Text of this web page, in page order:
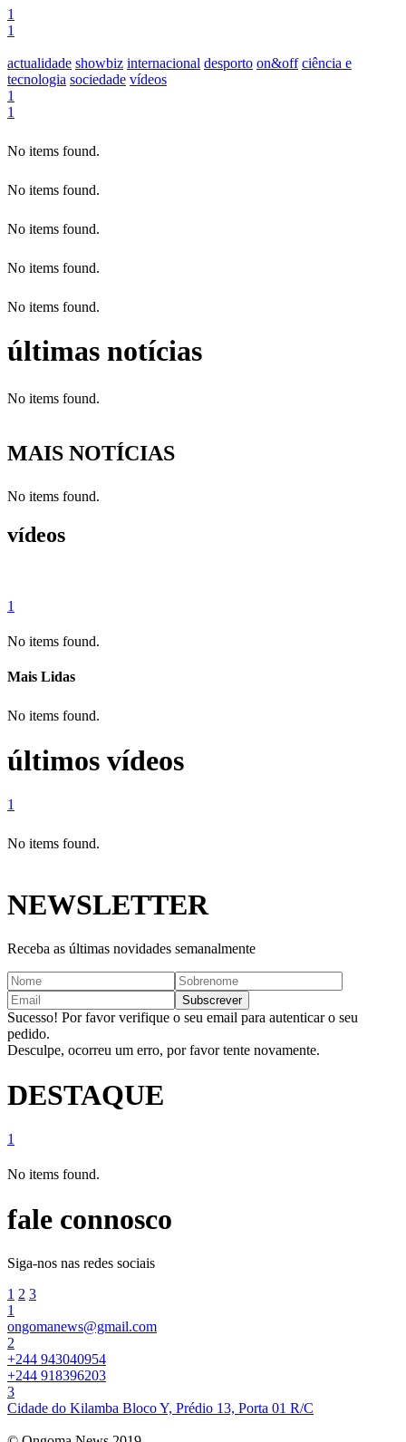
1
1
actualidade showbiz internacional desporto on&off ciência e
tecnologia sociedade vídeos
1
1
No items found.
No items found.
No items found.
No items found.
No items found.
últimas notícias
No items found.
MAIS NOTÍCIAS
No items found.
vídeos
1
No items found.
Mais Lidas
No items found.
últimos vídeos
1
No items found.
NEWSLETTER
Receba as últimas novidades semanalmente
Sucesso! Por favor verifique o seu email para autenticar o seu
pedido.
Desculpe, ocorreu um erro, por favor tente novamente.
DESTAQUE
1
No items found.
fale connosco
Siga-nos nas redes sociais
1 2 3
1
ongomanews@gmail.com
2
+244 943040954
+244 918396203
3
Cidade do Kilamba Bloco Y, Prédio 13, Porta 01 R/C